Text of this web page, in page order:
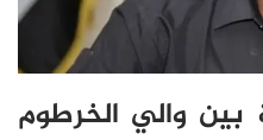
بين والي الخرطوم